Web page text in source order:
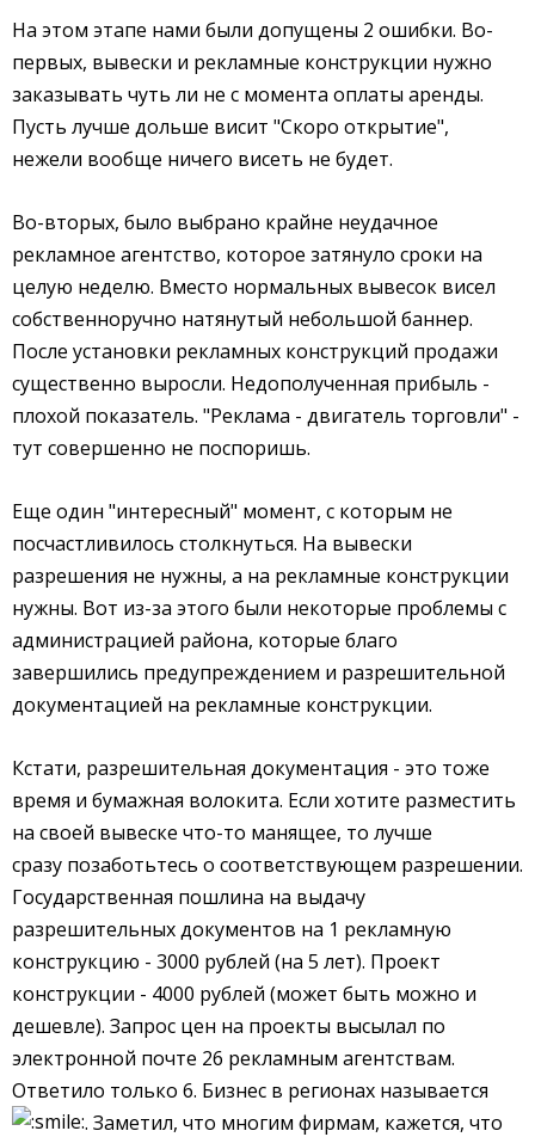
На этом этапе нами были допущены 2 ошибки. Во-
первых, вывески и рекламные конструкции нужно
заказывать чуть ли не с момента оплаты аренды.
Пусть лучше дольше висит "Скоро открытие",
нежели вообще ничего висеть не будет.
Во-вторых, было выбрано крайне неудачное
рекламное агентство, которое затянуло сроки на
целую неделю. Вместо нормальных вывесок висел
собственноручно натянутый небольшой баннер.
После установки рекламных конструкций продажи
существенно выросли. Недополученная прибыль -
плохой показатель. "Реклама - двигатель торговли" -
тут совершенно не поспоришь.
Еще один "интересный" момент, с которым не
посчастливилось столкнуться. На вывески
разрешения не нужны, а на рекламные конструкции
нужны. Вот из-за этого были некоторые проблемы с
администрацией района, которые благо
завершились предупреждением и разрешительной
документацией на рекламные конструкции.
Кстати, разрешительная документация - это тоже
время и бумажная волокита. Если хотите разместить
на своей вывеске что-то манящее, то лучше
сразу позаботьтесь о соответствующем разрешении.
Государственная пошлина на выдачу
разрешительных документов на 1 рекламную
конструкцию - 3000 рублей (на 5 лет). Проект
конструкции - 4000 рублей (может быть можно и
дешевле). Запрос цен на проекты высылал по
электронной почте 26 рекламным агентствам.
Ответило только 6. Бизнес в регионах называется
. Заметил, что многим фирмам, кажется, что